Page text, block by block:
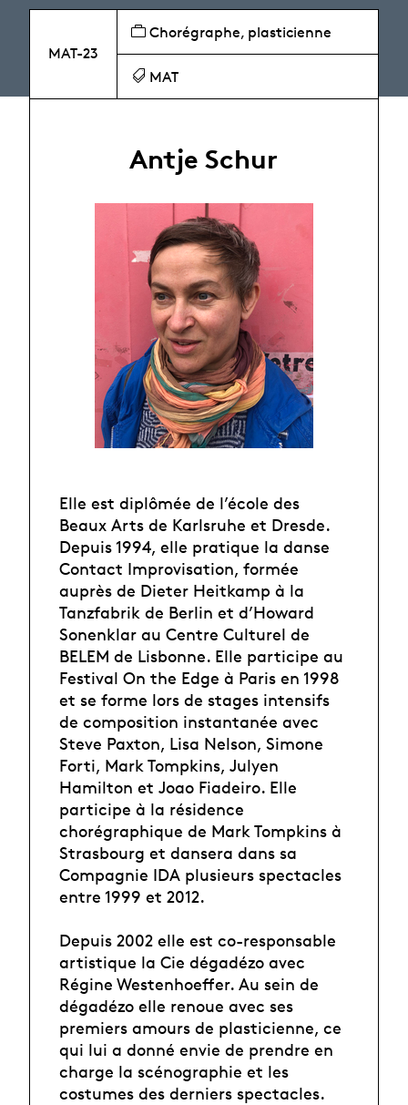
MAT-23
Chorégraphe, plasticienne
MAT
Antje Schur
Elle est diplômée de l’école des
Beaux Arts de Karlsruhe et Dresde.
Depuis 1994, elle pratique la danse
Contact Improvisation, formée
auprès de Dieter Heitkamp à la
Tanzfabrik de Berlin et d’Howard
Sonenklar au Centre Culturel de
BELEM de Lisbonne. Elle participe au
Festival On the Edge à Paris en 1998
et se forme lors de stages intensifs
de composition instantanée avec
Steve Paxton, Lisa Nelson, Simone
Forti, Mark Tompkins, Julyen
Hamilton et Joao Fiadeiro. Elle
participe à la résidence
chorégraphique de Mark Tompkins à
Strasbourg et dansera dans sa
Compagnie IDA plusieurs spectacles
entre 1999 et 2012.
Depuis 2002 elle est co-responsable
artistique la Cie dégadézo avec
Régine Westenhoeffer. Au sein de
dégadézo elle renoue avec ses
premiers amours de plasticienne, ce
qui lui a donné envie de prendre en
charge la scénographie et les
costumes des derniers spectacles.